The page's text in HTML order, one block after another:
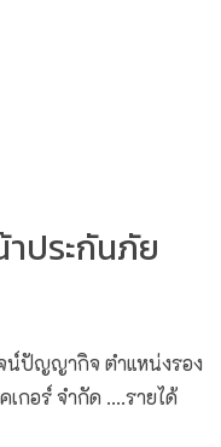
ประกันภัย
น์ปัญญากิจ ตำแหน่งรอง
กอร์ จำกัด ....รายได้